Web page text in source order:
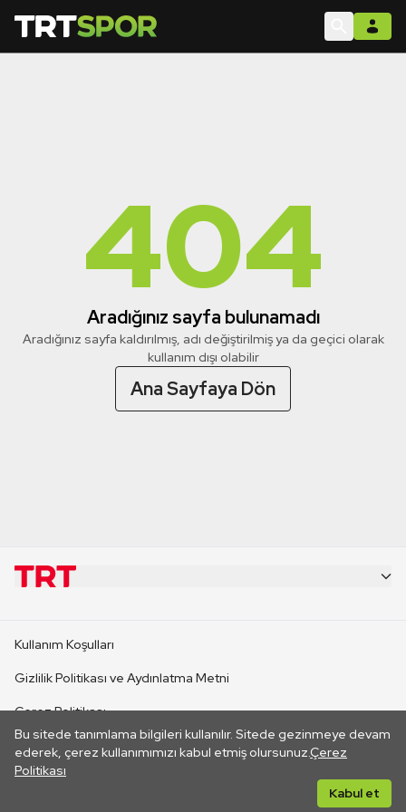
404
Aradığınız sayfa bulunamadı
Aradığınız sayfa kaldırılmış, adı değiştirilmiş ya da geçici olarak
kullanım dışı olabilir
Ana Sayfaya Dön
Bu sitede tanımlama bilgileri kullanılır. Sitede gezinmeye devam
ederek, çerez kullanımımızı kabul etmiş olursunuz.Çerez
Politikası
Kabul et
CANLI YAYINLAR
Kullanım Koşulları
Gizlilik Politikası ve Aydınlatma Metni
Çerez Politikası
İletişim
Her hakkı saklıdır. ©2026 TRT. Bağlantı yoluyla gidilen dış